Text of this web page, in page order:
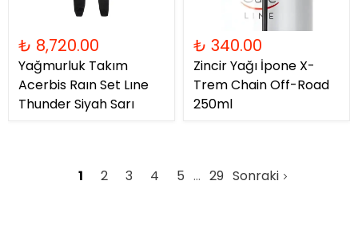
₺ 8,720.00
Yağmurluk Takım
Acerbis Raın Set Lıne
Thunder Siyah Sarı
₺ 340.00
Zincir Yağı İpone X-
Trem Chain Off-Road
250ml
1 2 3 4 5 29 Sonraki